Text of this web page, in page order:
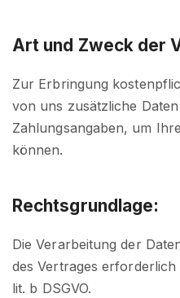
Art und Zweck der
Zur Erbringung
von uns zusätzliche
Zahlungsangaben, um
können.
Rechtsgrundlage:
Die Verarbeitung der
des Vertrages
lit. b DSGVO.